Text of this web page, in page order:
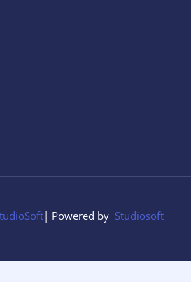
| Powered by Studiosoft